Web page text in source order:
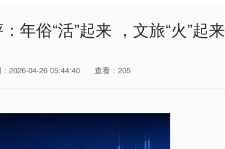
年俗“活”起来 ，文旅“火”起来
2026-04-26 05:44:40 查看：205